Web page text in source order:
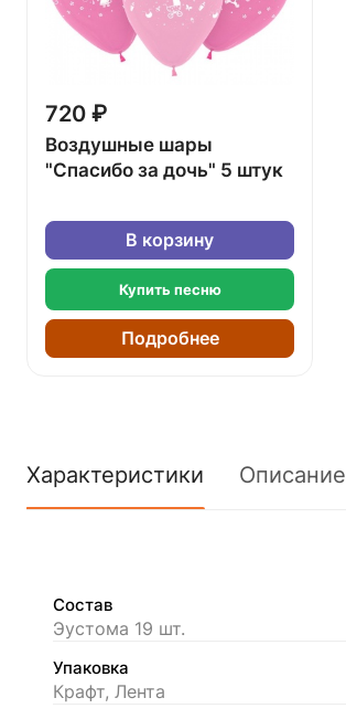
720 ₽
Воздушные шары
"Спасибо за дочь" 5 штук
В корзину
Купить песню
Подробнее
Характеристики Описание
Состав
Эустома 19 шт.
Упаковка
Крафт, Лента